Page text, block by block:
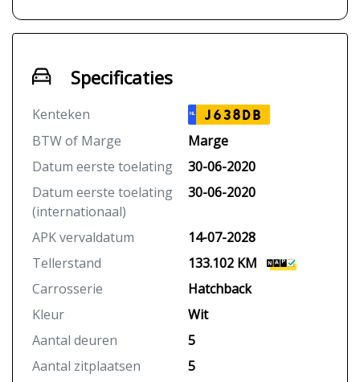
Specificaties
Kenteken NL J638DB
BTW of Marge
Marge
Datum eerste toelating
30-06-2020
Datum eerste toelating
(internationaal)
30-06-2020
APK vervaldatum
14-07-2028
Tellerstand
133.102 KM
Carrosserie
Hatchback
Kleur
Wit
Aantal deuren
5
Aantal zitplaatsen
5